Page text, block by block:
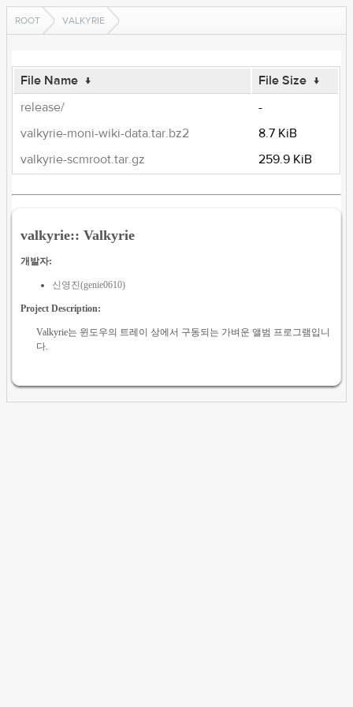
ROOT VALKYRIE
File Name ↓ File Size ↓
release/
-
valkyrie-moni-wiki-data.tar.bz2
8.7 KiB
valkyrie-scmroot.tar.gz
259.9 KiB
valkyrie:: Valkyrie
개발자:
신영진(genie0610)
Project Description:
Valkyrie는 윈도우의 트레이 상에서 구동되는 가벼운 앨범 프로그램입니
다.